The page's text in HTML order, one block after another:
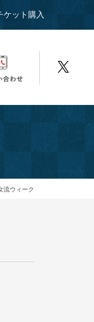
ケット購入
流ウィーク